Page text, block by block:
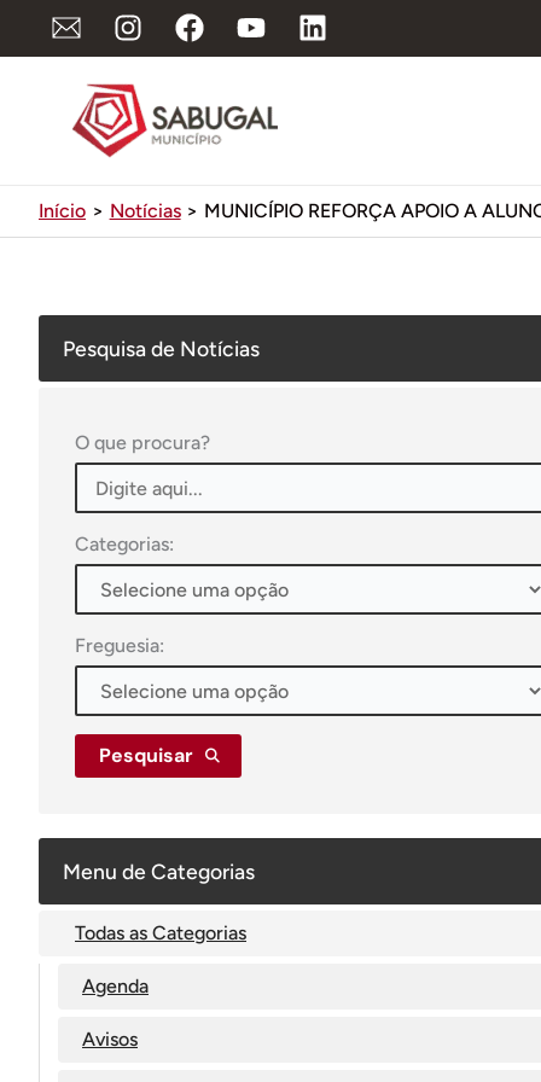
Início Notícias MUNICÍPIO REFORÇA APOIO A
Pesquisa de Notícias
O que procura?
Categorias:
Freguesia:
Pesquisar
Menu de Categorias
Todas as Categorias
Agenda
Avisos